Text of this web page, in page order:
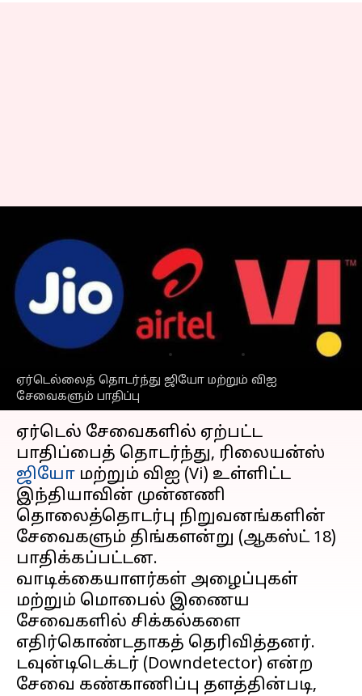
ஏர்டெல்லைத் தொடர்ந்து ஜியோ மற்றும் விஐ
சேவைகளும் பாதிப்பு
ஜியோ மற்றும் விஐ
சேவைகளும் பாதிப்பு;
சமூக வலைதளங்களில்
பயனர்கள் புகார்
செய்தி முன்னோட்டம்
ஏர்டெல் சேவைகளில் ஏற்பட்ட
பாதிப்பைத் தொடர்ந்து, ரிலையன்ஸ்
ஜியோ மற்றும் விஐ (Vi) உள்ளிட்ட
இந்தியாவின் முன்னணி
தொலைத்தொடர்பு நிறுவனங்களின்
சேவைகளும் திங்களன்று (ஆகஸ்ட் 18)
பாதிக்கப்பட்டன.
வாடிக்கையாளர்கள் அழைப்புகள்
மற்றும் மொபைல் இணைய
சேவைகளில் சிக்கல்களை
எதிர்கொண்டதாகத் தெரிவித்தனர்.
டவுன்டிடெக்டர் (Downdetector) என்ற
சேவை கண்காணிப்பு தளத்தின்படி,